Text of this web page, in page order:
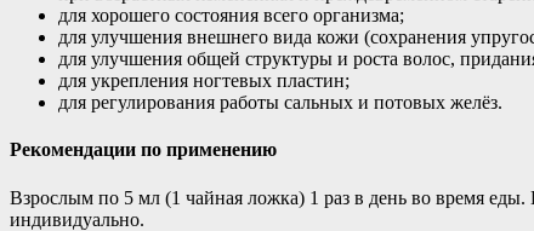
для хорошего состояния всего организма;
для улучшения внешнего вида кожи (сохранения
для улучшения общей структуры и роста волос,
для укрепления ногтевых пластин;
для регулирования работы сальных и потовых желёз.
Рекомендации по применению
Взрослым по 5 мл (1 чайная ложка) 1 раз в день во время
индивидуально.